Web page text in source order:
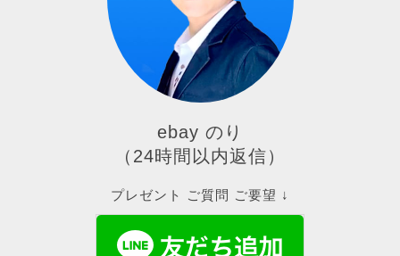
ebay のり
（24時間以内返信）
プレゼント ご質問 ご要望 ↓